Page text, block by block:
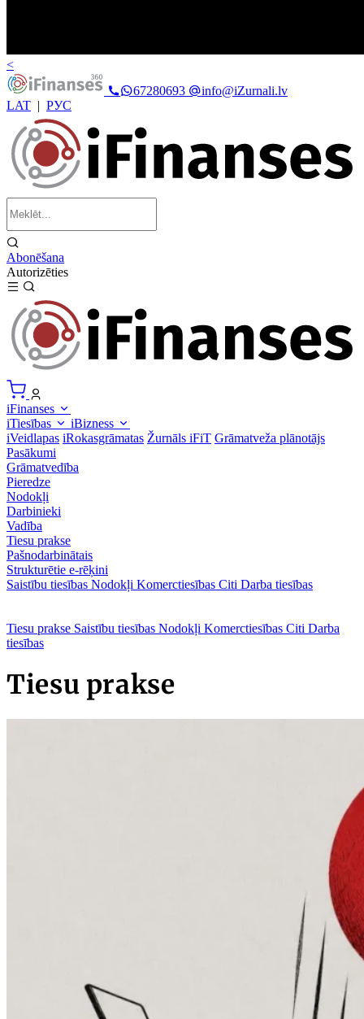
<
67280693
info@iZurnali.lv
LAT | РУС
Abonēšana
Autorizēties
iFinanses
iTiesības
iBizness
iVeidlapas iRokasgrāmatas Žurnāls iFiT Grāmatveža plānotājs
Pasākumi
Grāmatvedība
Pieredze
Nodokļi
Darbinieki
Vadība
Tiesu prakse
Pašnodarbinātais
Strukturētie e-rēķini
Saistību tiesības Nodokļi Komerctiesības Citi Darba tiesības
Tiesu prakse Saistību tiesības Nodokļi Komerctiesības Citi Darba
tiesības
Tiesu prakse